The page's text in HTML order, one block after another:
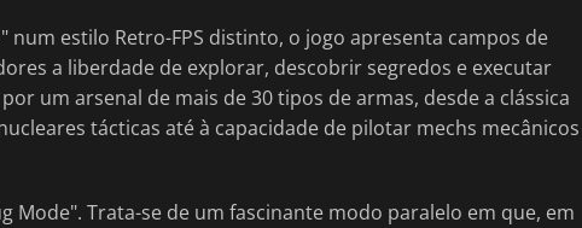
num estilo Retro-FPS distinto, o jogo apresenta campos de
a liberdade de explorar, descobrir segredos e executar
um arsenal de mais de 30 tipos de armas, desde a clássica
tácticas até à capacidade de pilotar mechs mecânicos
Mode". Trata-se de um fascinante modo paralelo em que, em